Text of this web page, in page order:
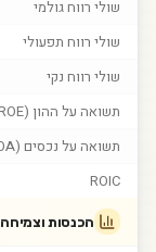
שולי רווח גולמי
שולי רווח תפעולי
שולי רווח נקי
תשואה על ההון (ROE)
תשואה על נכסים (ROA)
ROIC
הכנסות וצמיחה